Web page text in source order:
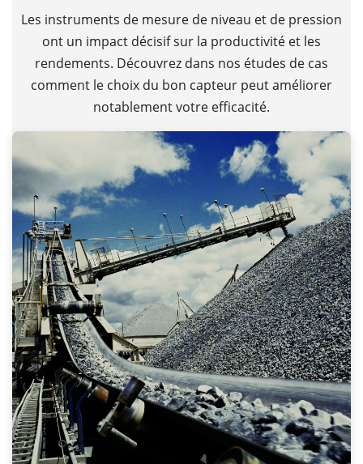
Les instruments de mesure de niveau et de pression
ont un impact décisif sur la productivité et les
rendements. Découvrez dans nos études de cas
comment le choix du bon capteur peut améliorer
notablement votre efficacité.